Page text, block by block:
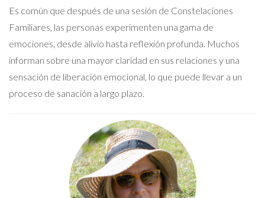
Es común que después de una sesión de Constelaciones
Familiares, las personas experimenten una gama de
emociones, desde alivio hasta reflexión profunda. Muchos
informan sobre una mayor claridad en sus relaciones y una
sensación de liberación emocional, lo que puede llevar a un
proceso de sanación a largo plazo.